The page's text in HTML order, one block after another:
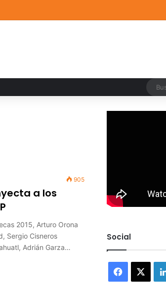
905
a los
2015, Arturo Orona
Sergio Cisneros
Adrián Garza…
Social
Facebook